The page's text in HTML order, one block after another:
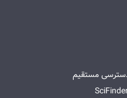
دسترسی مستقیم